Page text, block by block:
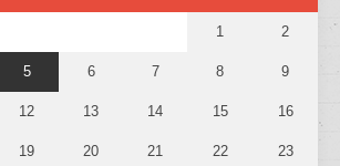
1 2
5 6 7 8 9
12 13 14 15 16
19 20 21 22 23